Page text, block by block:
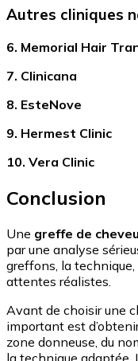
Autres cliniques
6. Memorial Hair
7. Clinicana
8. EsteNove
9. Hermest Clinic
10. Vera Clinic
Conclusion
Une greffe de
par une analyse
greffons, la
attentes réalistes.
Avant de choisir une
important est
zone donneuse, du
la technique